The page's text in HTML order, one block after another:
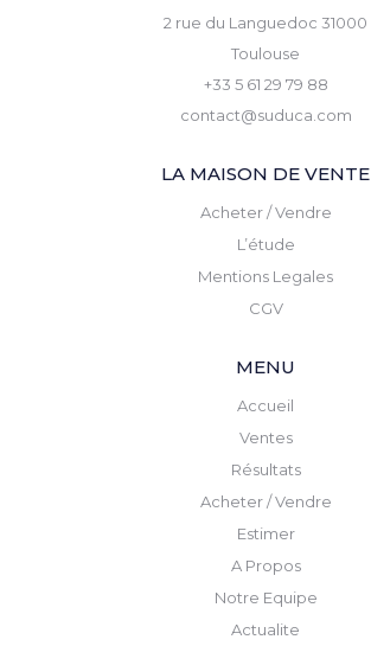
2 rue du Languedoc 31000
Toulouse
+33 5 61 29 79 88
contact@suduca.com
LA MAISON DE VENTE
Acheter / Vendre
L’étude
Mentions Legales
CGV
MENU
Accueil
Ventes
Résultats
Acheter / Vendre
Estimer
A Propos
Notre Equipe
Actualite